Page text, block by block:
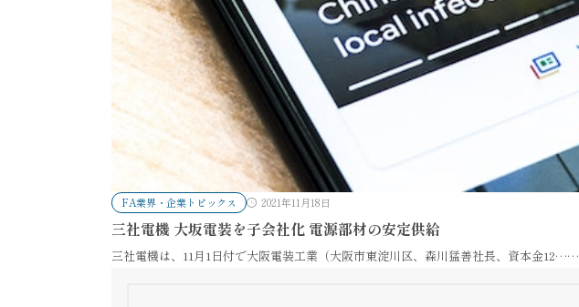
FA業界・企業トピックス 2021年11月18日
三社電機 大坂電装を子会社化 電源部材の安定供給
三社電機は、11月1日付で大阪電装工業（大阪市東淀川区、森川猛善社長、資本金12……